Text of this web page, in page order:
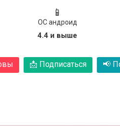
📱
ОС андроид
4.4 и выше
📩 Подписаться 📢